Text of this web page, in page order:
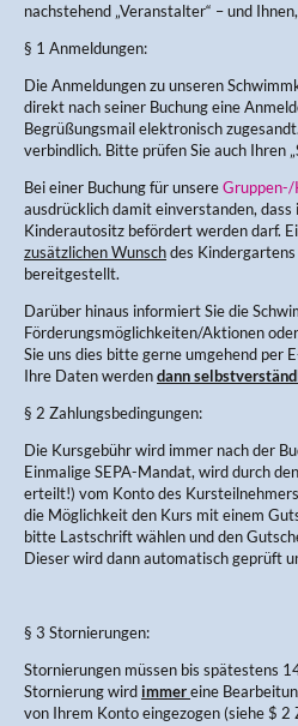
nachstehend „Veranstalter“ – und
§ 1 Anmeldungen:
Die Anmeldungen zu unseren
direkt nach seiner Buchung eine
Begrüßungsmail elektronisch
verbindlich. Bitte prüfen Sie auch Ihren
Bei einer Buchung für unsereGruppen-/
ausdrücklich damit einverstanden,
Kinderautositz befördert werden darf.
zusätzlichen Wunschdes
bereitgestellt.
Darüber hinaus informiert Sie die
Förderungsmöglichkeiten/Aktionen
Sie uns dies bitte gerne umgehend per
Ihre Daten werdendann
§ 2 Zahlungsbedingungen:
Die Kursgebühr wird immer nach der
Einmalige SEPA-Mandat, wird durch
erteilt!) vom Konto des
die Möglichkeit den Kurs mit einem
bitte Lastschrift wählen und den
Dieser wird dann automatisch geprüft
§ 3 Stornierungen:
Stornierungen müssen bis spätestens
Stornierung wirdimmereine
von Ihrem Konto eingezogen (siehe $